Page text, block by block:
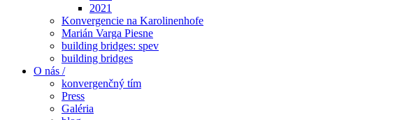
2021
Konvergencie na Karolinenhofe
Marián Varga Piesne
building bridges: spev
building bridges
O nás /
konvergenčný tím
Press
Galéria